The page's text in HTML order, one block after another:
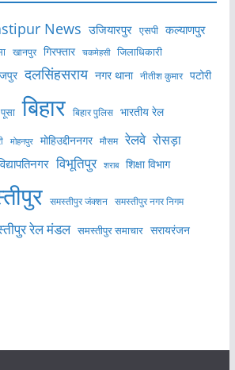
News उजियारपुर एसपी कल्याणपुर
खानपुर गिरफ्तार चकमेहसी जिलाधिकारी
दलसिंहसराय नगर थाना नीतीश कुमार पटोरी
पूसा बिहार बिहार पुलिस भारतीय रेल
मोहनपुर मोहिउद्दीननगर मौसम रेलवे रोसड़ा
विभूतिपुर शराब शिक्षा विभाग
समस्तीपुर जंक्शन समस्तीपुर नगर निगम
रेल मंडल समस्तीपुर समाचार सरायरंजन